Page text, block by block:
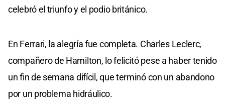
celebró el triunfo y el podio británico.
En Ferrari, la alegría fue completa. Charles Leclerc,
compañero de Hamilton, lo felicitó pese a haber tenido
un fin de semana difícil, que terminó con un abandono
por un problema hidráulico.